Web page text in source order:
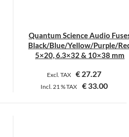
Produktseite
gewählt
Quantum Science Audio
Black/Blue/Yellow/Purple/
5×20, 6.3×32 & 10×38 mm
Excl. TAX € 27.27
Incl. 21 %TAX € 33.00
Dieses